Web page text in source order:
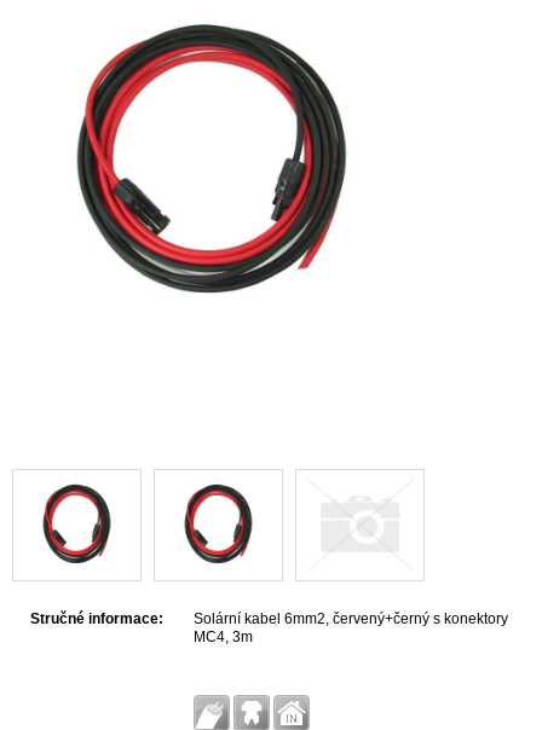
Stručné informace:
Solární kabel 6mm2, červený+černý s konektory
MC4, 3m